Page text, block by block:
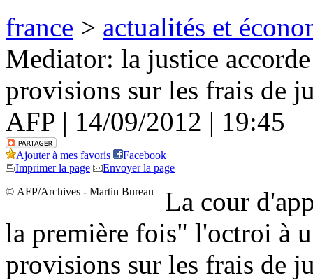
france > actualités et
Mediator: la justice
provisions sur les frais de
AFP | 14/09/2012 | 19:45
Ajouter à mes favoris
Facebook
Imprimer la page
Envoyer la page
© AFP/Archives - Martin Bureau
La cour
la première fois" l'octroi à
provisions sur les frais de